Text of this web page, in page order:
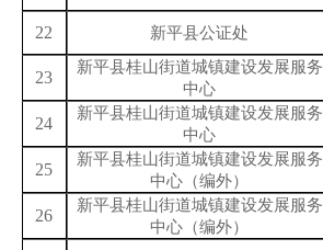
22 新平县公证处
23
新平县桂山街道城镇建设发展服务
中心
24
新平县桂山街道城镇建设发展服务
中心
25
新平县桂山街道城镇建设发展服务
中心（编外）
26
新平县桂山街道城镇建设发展服务
中心（编外）